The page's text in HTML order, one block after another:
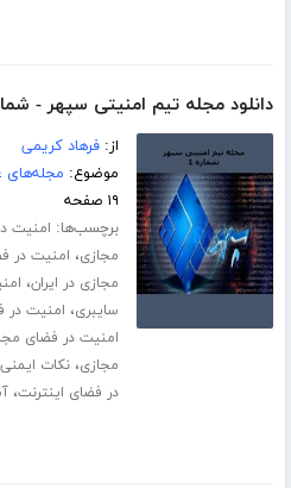
دانلود مجله تیم امنیتی سپهر -
از:فرهاد کریمی
موضوع: مجله‌های
۱۹ صفحه
برچسب‌ها: امنیت
مجازی، امنیت در
مجازی در ایران،
سایبری، امنیت در
امنیت در فضای
مجازی،نکات
در فضای اینترنت،